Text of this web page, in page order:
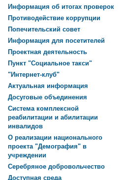
Информация об итогах проверок
Противодействие коррупции
Попечительский совет
Информация для посетителей
Проектная деятельность
Пункт "Социальное такси"
"Интернет-клуб"
Актуальная информация
Досуговые объединения
Система комплексной
реабилитации и абилитации
инвалидов
О реализации национального
проекта "Демография" в
учреждении
Серебряное добровольчество
Доступная среда